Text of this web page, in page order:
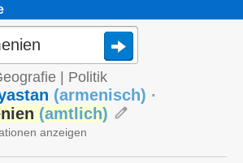
Politik
(armenisch) ·
(amtlich)
anzeigen